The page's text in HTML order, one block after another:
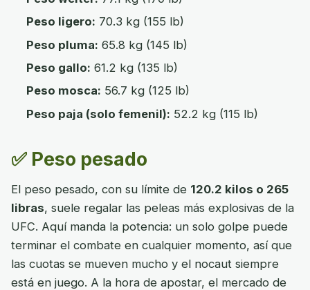
Peso ligero: 70.3 kg (155 lb)
Peso pluma: 65.8 kg (145 lb)
Peso gallo: 61.2 kg (135 lb)
Peso mosca: 56.7 kg (125 lb)
Peso paja (solo femenil): 52.2 kg (115 lb)
✅ Peso pesado
El peso pesado, con su límite de 120.2 kilos o 265
libras, suele regalar las peleas más explosivas de la
UFC. Aquí manda la potencia: un solo golpe puede
terminar el combate en cualquier momento, así que
las cuotas se mueven mucho y el nocaut siempre
está en juego. A la hora de apostar, el mercado de